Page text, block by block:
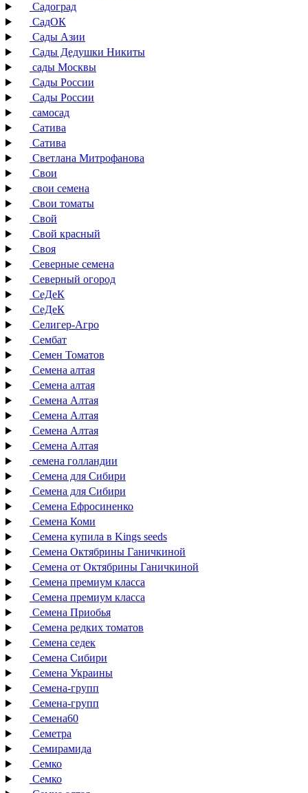
Садоград
СадОК
Сады Азии
Сады Дедушки Никиты
сады Москвы
Сады России
Сады России
самосад
Сатива
Сатива
Светлана Митрофанова
Свои
свои семена
Свои томаты
Свой
Свой красный
Своя
Северные семена
Северный огород
СеДеК
СеДеК
Селигер-Агро
Сембат
Семен Томатов
Семена алтая
Семена алтая
Семена Алтая
Семена Алтая
Семена Алтая
Семена Алтая
семена голландии
Семена для Сибири
Семена для Сибири
Семена Ефросиненко
Семена Коми
Семена купила в Kings seeds
Семена Октябрины Ганичкиной
Семена от Октябрины Ганичкиной
Семена премиум класса
Семена премиум класса
Семена Приобья
Семена редких томатов
Семена седек
Семена Сибири
Семена Украины
Семена-групп
Семена-групп
Семена60
Семетра
Семирамида
Семко
Семко